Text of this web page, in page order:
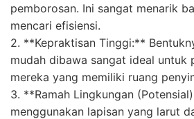
pemborosan. Ini sangat menarik
mencari efisiensi.
2. **Kepraktisan Tinggi:**
mudah dibawa sangat ideal untuk
mereka yang memiliki ruang
3. **Ramah Lingkungan
menggunakan lapisan yang larut